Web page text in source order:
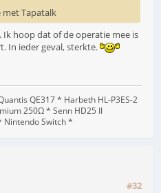
met Tapatalk
Ik hoop dat of de operatie mee is
In ieder geval, sterkte.
QE317 * Harbeth HL-P3ES-2
250Ω * Senn HD25 II
Nintendo Switch *
#32